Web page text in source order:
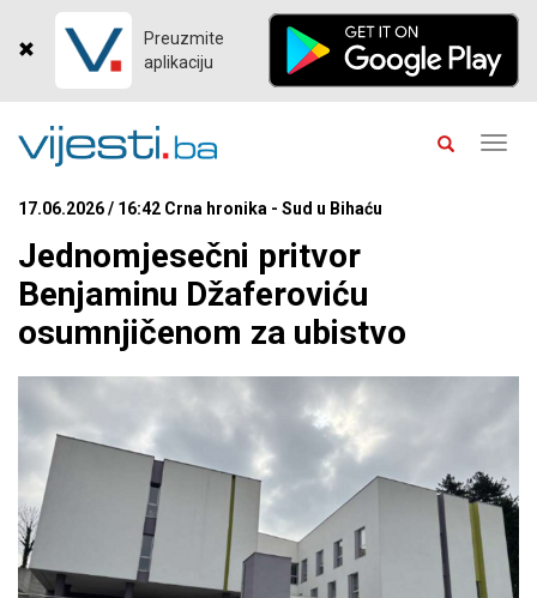
Preuzmite
aplikaciju
17.06.2026 / 16:42 Crna hronika - Sud u Bihaću
Jednomjesečni pritvor
Benjaminu Džaferoviću
osumnjičenom za ubistvo